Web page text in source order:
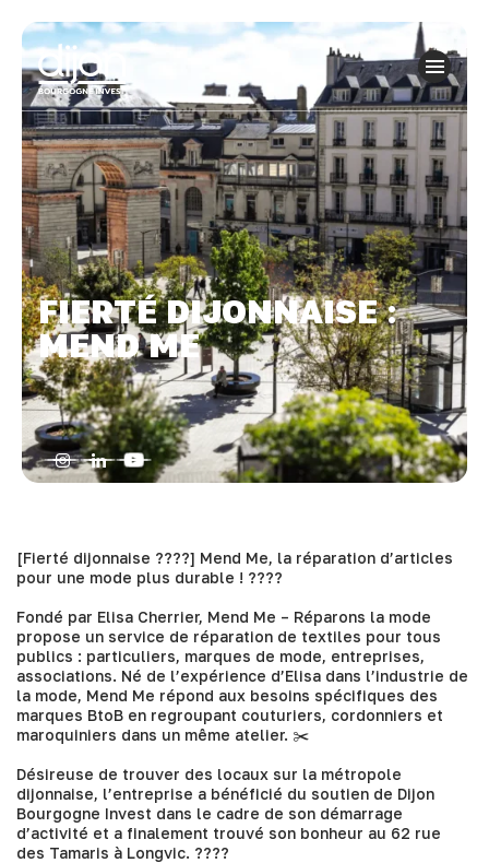
FIERTÉ DIJONNAISE :
MEND ME
[Fierté dijonnaise ????] Mend Me, la réparation d’articles
pour une mode plus durable ! ????
Fondé par Elisa Cherrier, Mend Me – Réparons la mode
propose un service de réparation de textiles pour tous
publics : particuliers, marques de mode, entreprises,
associations. Né de l’expérience d’Elisa dans l’industrie de
la mode, Mend Me répond aux besoins spécifiques des
marques BtoB en regroupant couturiers, cordonniers et
maroquiniers dans un même atelier. ✂️
Désireuse de trouver des locaux sur la métropole
dijonnaise, l’entreprise a bénéficié du soutien de Dijon
Bourgogne Invest dans le cadre de son démarrage
d’activité et a finalement trouvé son bonheur au 62 rue
des Tamaris à Longvic. ????